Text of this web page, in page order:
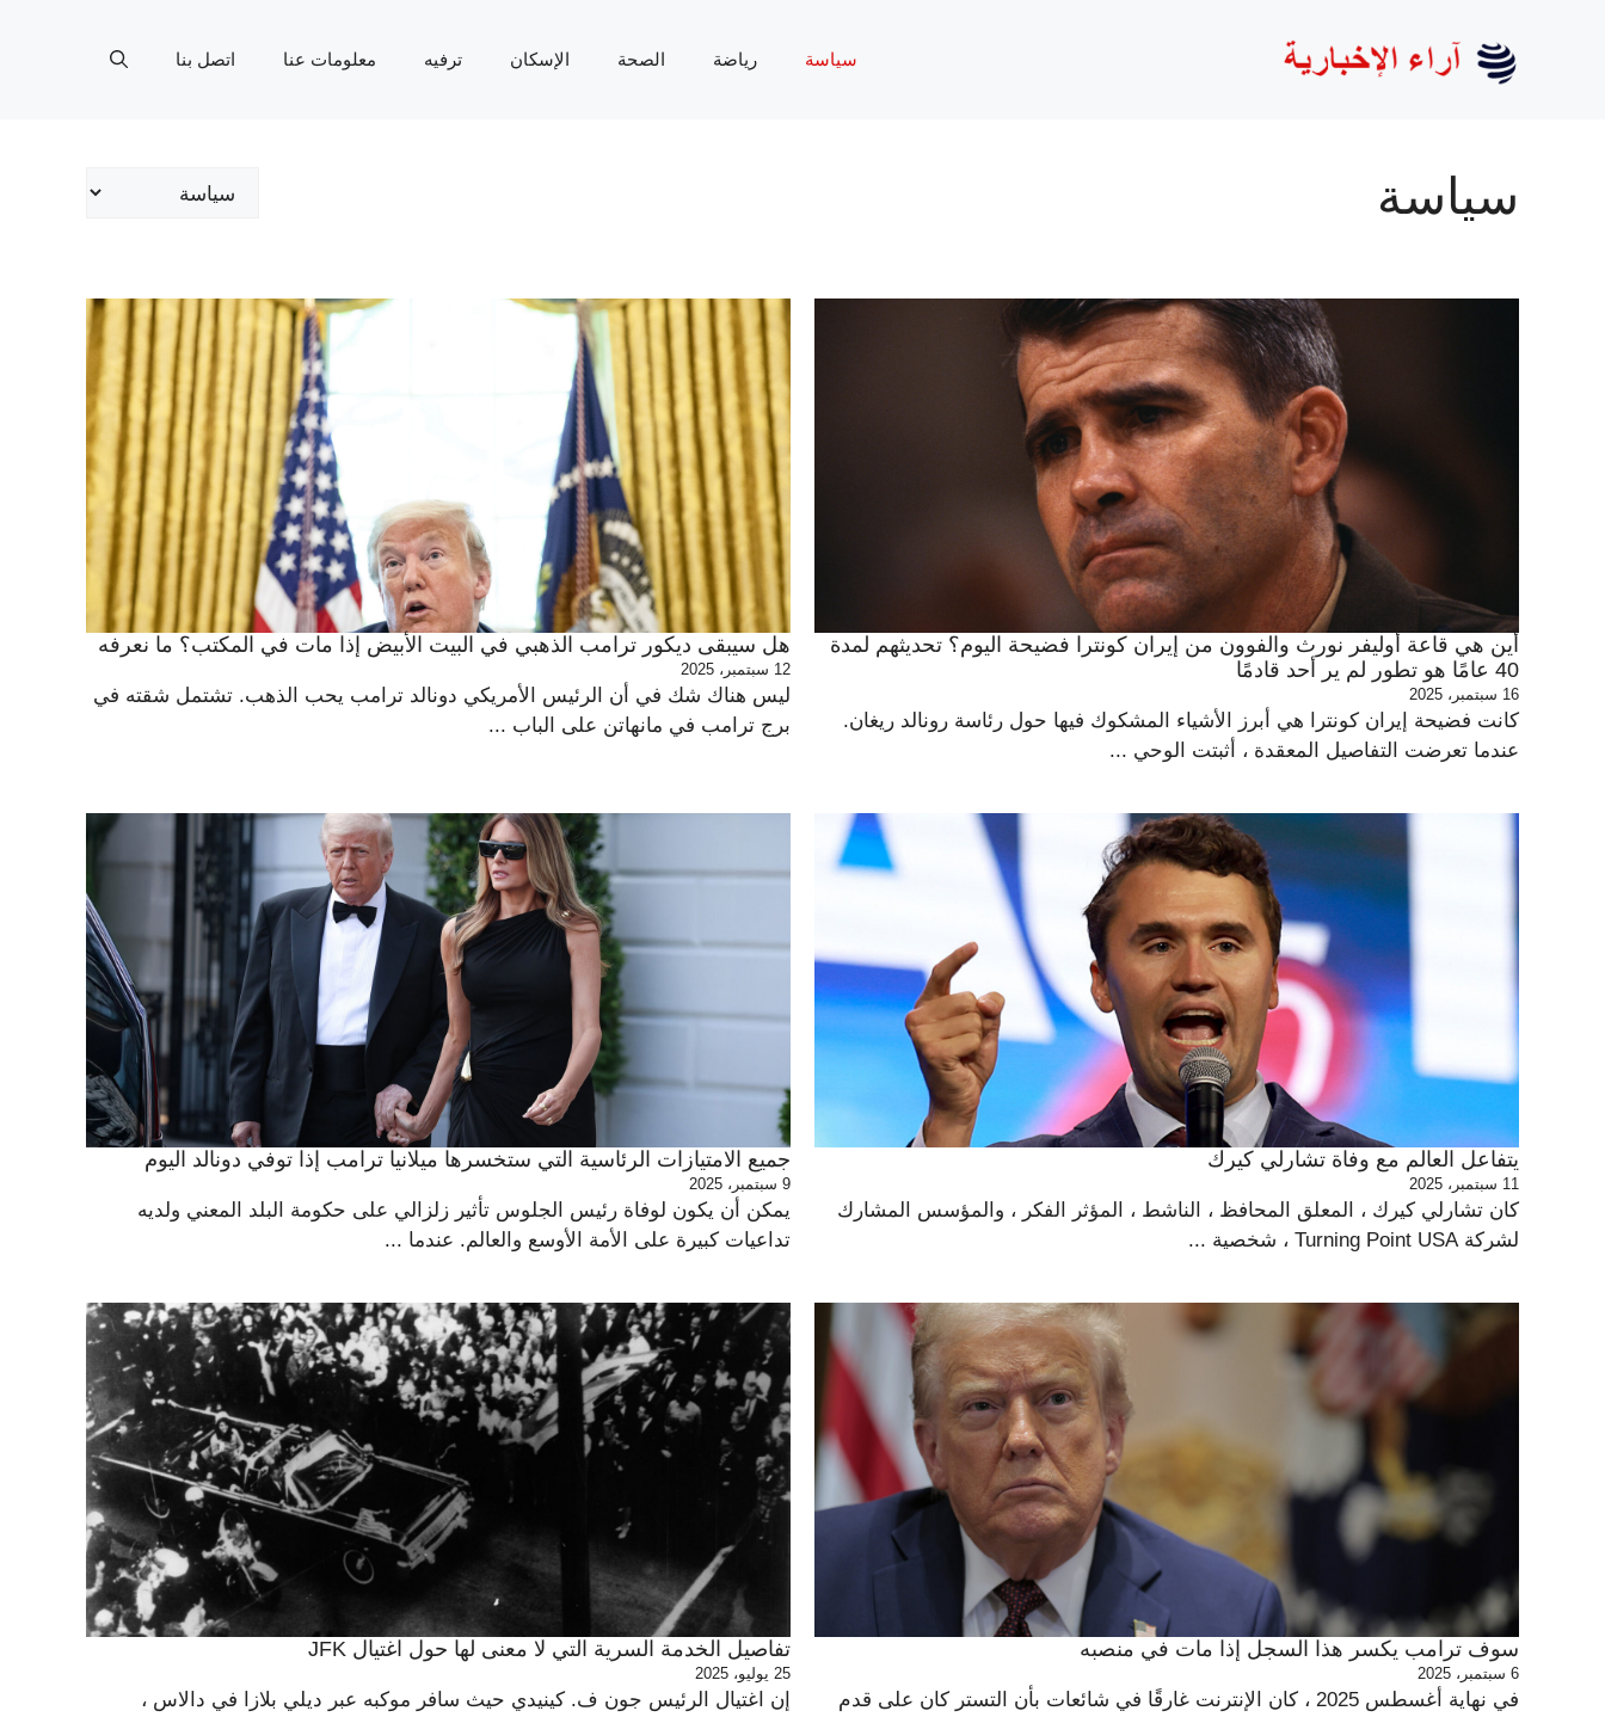
سياسة رياضة الصحة الإسكان ترفيه معلومات عنا اتصل بنا
سياسة تصنيفات
أين هي قاعة أوليفر نورث والفوون من إيران كونترا فضيحة اليوم؟ تحديثهم لمدة
40 عامًا هو تطور لم ير أحد قادمًا
16 سبتمبر، 2025
كانت فضيحة إيران كونترا هي أبرز الأشياء المشكوك فيها حول رئاسة رونالد ريغان.
عندما تعرضت التفاصيل المعقدة ، أثبتت الوحي ...
هل سيبقى ديكور ترامب الذهبي في البيت الأبيض إذا مات في المكتب؟ ما نعرفه
12 سبتمبر، 2025
ليس هناك شك في أن الرئيس الأمريكي دونالد ترامب يحب الذهب. تشتمل شقته في
برج ترامب في مانهاتن على الباب ...
يتفاعل العالم مع وفاة تشارلي كيرك
11 سبتمبر، 2025
كان تشارلي كيرك ، المعلق المحافظ ، الناشط ، المؤثر الفكر ، والمؤسس المشارك
لشركة Turning Point USA ، شخصية ...
جميع الامتيازات الرئاسية التي ستخسرها ميلانيا ترامب إذا توفي دونالد اليوم
9 سبتمبر، 2025
يمكن أن يكون لوفاة رئيس الجلوس تأثير زلزالي على حكومة البلد المعني ولديه
تداعيات كبيرة على الأمة الأوسع والعالم. عندما ...
سوف ترامب يكسر هذا السجل إذا مات في منصبه
6 سبتمبر، 2025
في نهاية أغسطس 2025 ، كان الإنترنت غارقًا في شائعات بأن التستر كان على قدم
تفاصيل الخدمة السرية التي لا معنى لها حول اغتيال JFK
25 يوليو، 2025
إن اغتيال الرئيس جون ف. كينيدي حيث سافر موكبه عبر ديلي بلازا في دالاس ،